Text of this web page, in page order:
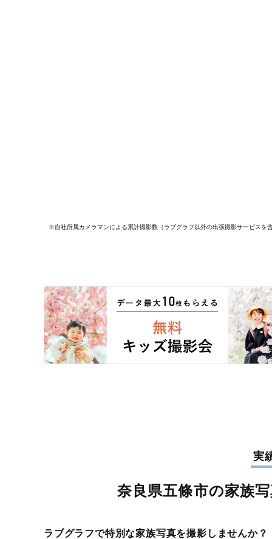
※自社所属カメラマンによる累計撮影数（ラブグラフ以外の出張撮影サービスを
実
奈良県五條市の家族
ラブグラフで特別な家族写真を撮影しませんか？